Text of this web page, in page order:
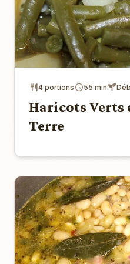
4 portions 55 min
Haricots Verts
Terre